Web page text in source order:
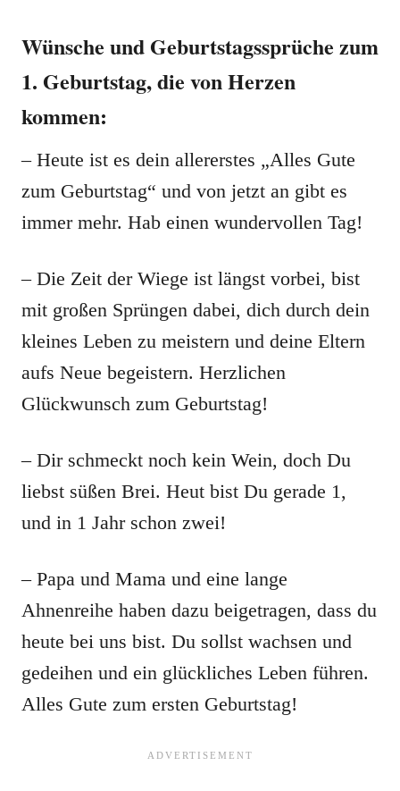
Wünsche und Geburtstagssprüche zum
1. Geburtstag, die von Herzen
kommen:
– Heute ist es dein allererstes „Alles Gute
zum Geburtstag“ und von jetzt an gibt es
immer mehr. Hab einen wundervollen Tag!
– Die Zeit der Wiege ist längst vorbei, bist
mit großen Sprüngen dabei, dich durch dein
kleines Leben zu meistern und deine Eltern
aufs Neue begeistern. Herzlichen
Glückwunsch zum Geburtstag!
– Dir schmeckt noch kein Wein, doch Du
liebst süßen Brei. Heut bist Du gerade 1,
und in 1 Jahr schon zwei!
– Papa und Mama und eine lange
Ahnenreihe haben dazu beigetragen, dass du
heute bei uns bist. Du sollst wachsen und
gedeihen und ein glückliches Leben führen.
Alles Gute zum ersten Geburtstag!